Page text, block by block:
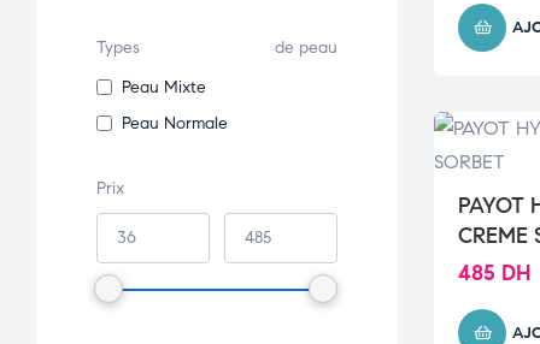
PAYOT
CREME
485 DH
Types
de peau
Peau Mixte
Peau Normale
Prix